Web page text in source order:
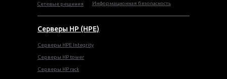
Серверы HP (HPE)
Серверы HPE Integrity
Cерверы HP tower
Cерверы HP rack
Сетевые решения Информационная безопасность